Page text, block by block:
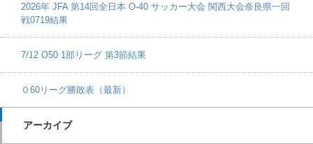
2026年 JFA 第14回全日本 O-40 サッカー大会 関西大会奈良県一回
戦0719結果
7/12 O50 1部リーグ 第3節結果
０60リーグ勝敗表（最新）
アーカイブ